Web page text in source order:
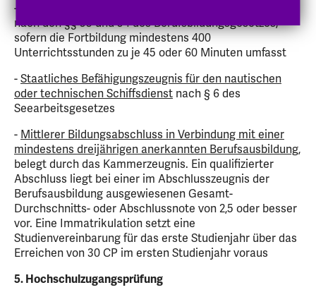
-
nach den §§ 53 und 54 des Berufsbildungsgesetzes,
sofern die Fortbildung mindestens 400
Unterrichtsstunden zu je 45 oder 60 Minuten umfasst
- Staatliches Befähigungszeugnis für den nautischen
oder technischen Schiffsdienst nach § 6 des
Seearbeitsgesetzes
- Mittlerer Bildungsabschluss in Verbindung mit einer
mindestens dreijährigen anerkannten Berufsausbildung,
belegt durch das Kammerzeugnis. Ein qualifizierter
Abschluss liegt bei einer im Abschlusszeugnis der
Berufsausbildung ausgewiesenen Gesamt-
Durchschnitts- oder Abschlussnote von 2,5 oder besser
vor. Eine Immatrikulation setzt eine
Studienvereinbarung für das erste Studienjahr über das
Erreichen von 30 CP im ersten Studienjahr voraus
5. Hochschulzugangsprüfung